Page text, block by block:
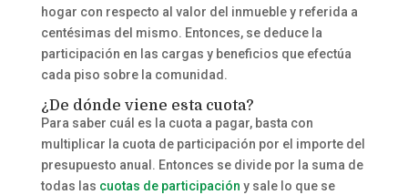
hogar con respecto al valor del inmueble y referida a
centésimas del mismo. Entonces, se deduce la
participación en las cargas y beneficios que efectúa
cada piso sobre la comunidad.
¿De dónde viene esta cuota?
Para saber cuál es la cuota a pagar, basta con
multiplicar la cuota de participación por el importe del
presupuesto anual. Entonces se divide por la suma de
todas las cuotas de participación y sale lo que se